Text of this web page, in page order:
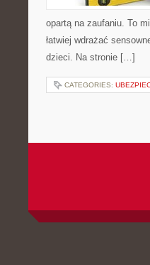
opartą na zaufaniu. To
łatwiej wdrażać
dzieci. Na stronie […]
CATEGORIES: